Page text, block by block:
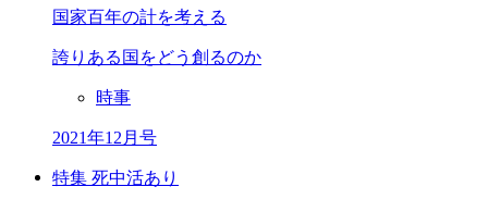
国家百年の計を考える
誇りある国をどう創るのか
時事
2021年12月号
特集 死中活あり